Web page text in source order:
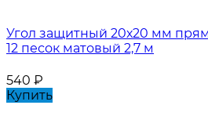
Угол защитный 20х20 мм
12 песок матовый 2,7 м
540 ₽
Купить